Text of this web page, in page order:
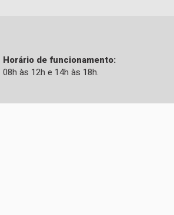
Horário de funcionamento:
08h às 12h e 14h às 18h.